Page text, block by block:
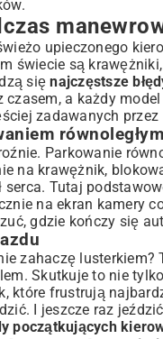
robią źle?
pasażerowie
kierowcą?
do samodzielności
upieczonego
świecie są
sięnajczęstsze
a każdy
zadawanych
równoległym
Parkowanie
na krawężnik,
serca. Tutaj
na ekran kamery
gdzie kończy się
zahaczę
Skutkuje to nie
które frustrują
I jeszcze raz
początkujących